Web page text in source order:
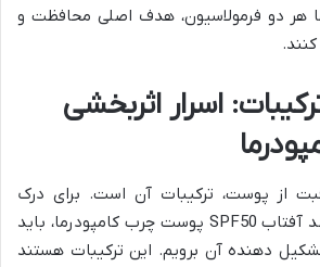
هر دو فرمولاسیون، هدف اصلی محافظت و
اسرار اثربخشی
از پوست، ترکیبات آن است. برای درک
واقعی اثربخشی کرم ضد آفتاب SPF50 پوست چرب کامپودرما، باید
دهنده آن برویم. این ترکیبات هستند